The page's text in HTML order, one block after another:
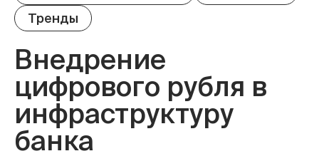
Поддержка
Компания
Тренды
Внедрение
цифрового рубля в
инфраструктуру
банка